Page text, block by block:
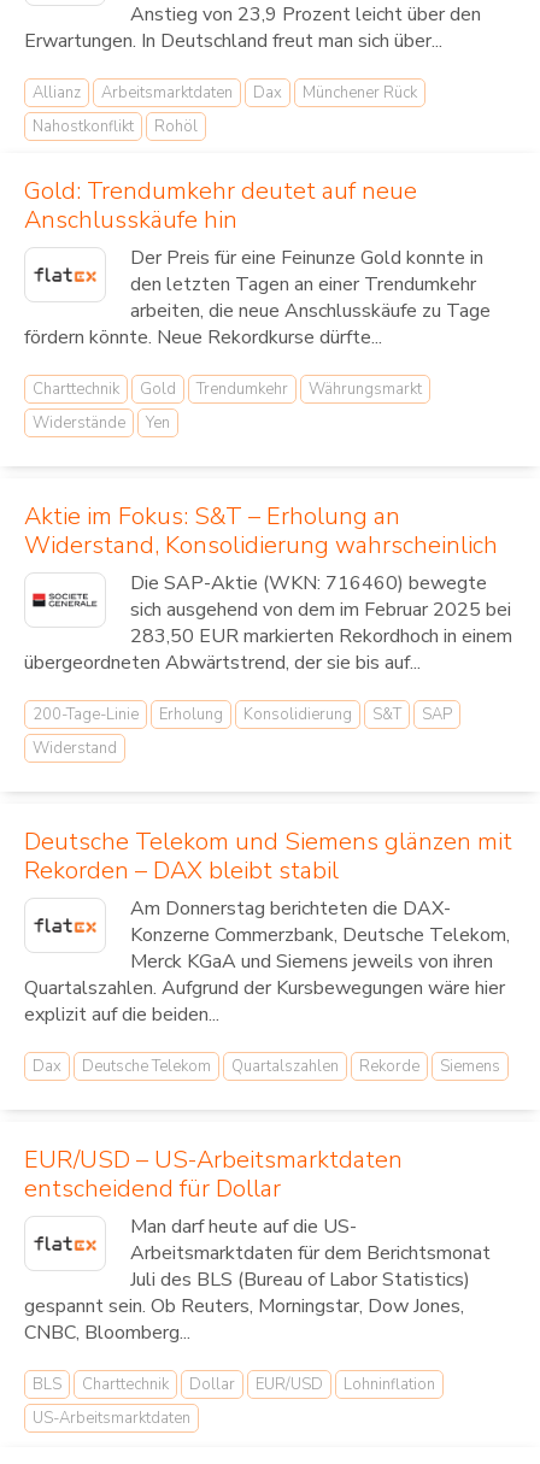
Anstieg von 23,9 Prozent leicht über den
Erwartungen. In Deutschland freut man sich über...
Allianz Arbeitsmarktdaten Dax
Münchener Rück
Nahostkonflikt
Rohöl
Gold: Trendumkehr deutet auf neue
Anschlusskäufe hin
Der Preis für eine Feinunze Gold konnte in
den letzten Tagen an einer Trendumkehr
arbeiten, die neue Anschlusskäufe zu Tage
fördern könnte. Neue Rekordkurse dürfte...
Charttechnik Gold Trendumkehr
Währungsmarkt
Widerstände
Yen
Aktie im Fokus: S&T – Erholung an
Widerstand, Konsolidierung wahrscheinlich
Die SAP-Aktie (WKN: 716460) bewegte
sich ausgehend von dem im Februar 2025 bei
283,50 EUR markierten Rekordhoch in einem
übergeordneten Abwärtstrend, der sie bis auf...
200-Tage-Linie Erholung Konsolidierung S&T
SAP
Widerstand
Deutsche Telekom und Siemens glänzen mit
Rekorden – DAX bleibt stabil
Am Donnerstag berichteten die DAX-
Konzerne Commerzbank, Deutsche Telekom,
Merck KGaA und Siemens jeweils von ihren
Quartalszahlen. Aufgrund der Kursbewegungen wäre hier
explizit auf die beiden...
Dax Deutsche Telekom Quartalszahlen Rekorde Siemens
EUR/USD – US-Arbeitsmarktdaten
entscheidend für Dollar
Man darf heute auf die US-
Arbeitsmarktdaten für dem Berichtsmonat
Juli des BLS (Bureau of Labor Statistics)
gespannt sein. Ob Reuters, Morningstar, Dow Jones,
CNBC, Bloomberg...
BLS Charttechnik Dollar EUR/USD
Lohninflation
US-Arbeitsmarktdaten